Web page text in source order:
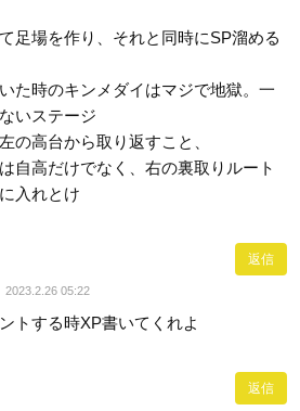
足場を作り、それと同時にSP溜める
た時のキンメダイはマジで地獄。一
いステージ
の高台から取り返すこと、
自高だけでなく、右の裏取りルート
入れとけ
返信
2023.2.26 05:22
トする時XP書いてくれよ
返信